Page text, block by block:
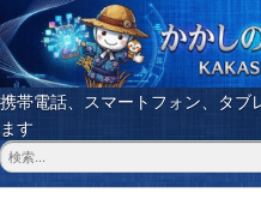
携帯電話、スマートフォン、タブ
ます